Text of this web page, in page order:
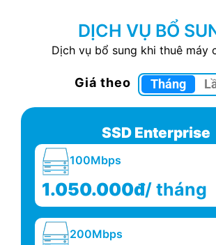
DỊCH VỤ BỔ
Dịch vụ bổ sung khi thuê máy
Giá theo Tháng
SSD Enterprise
16G RAM DDR3 Bus 1866
200.000đ/ tháng
16G RAM DDR4 Bus 2133